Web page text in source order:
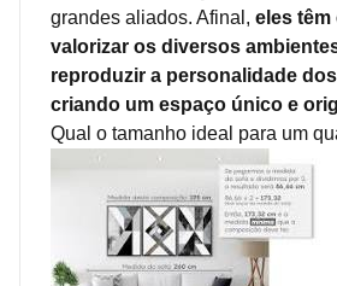
grandes aliados. Afinal, eles têm
valorizar os diversos
reproduzir a personalidade
criando um espaço único e
Qual o tamanho ideal para um